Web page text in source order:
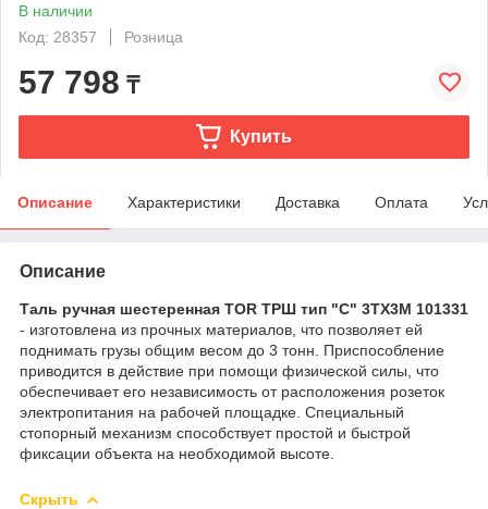
В наличии
Код: 28357
Розница
57 798 ₸
Купить
Описание Характеристики Доставка Оплата
Описание
Таль ручная шестеренная TOR ТРШ тип "С" 3ТХ3М 101331
- изготовлена из прочных материалов, что позволяет ей
поднимать грузы общим весом до 3 тонн. Приспособление
приводится в действие при помощи физической силы, что
обеспечивает его независимость от расположения розеток
электропитания на рабочей площадке. Специальный
стопорный механизм способствует простой и быстрой
фиксации объекта на необходимой высоте.
Скрыть